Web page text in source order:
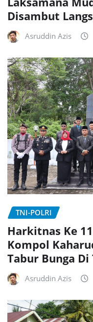
Disambut
Asruddin Azis
TNI-POLRI
Harkitnas Ke
Kompol
Tabur Bunga
Asruddin Azis